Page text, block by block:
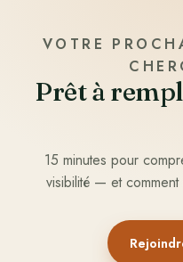
VOTRE
Prêt à
15 minutes pour
visibilité — et